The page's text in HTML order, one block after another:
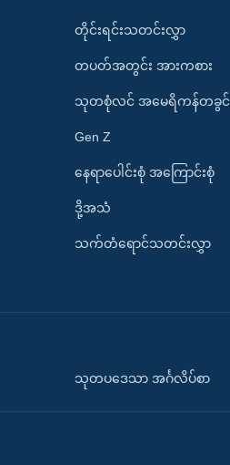
တိုင်းရင်းသတင်းလွှာ
တပတ်အတွင်း အားကစား
သုတစုံလင် အမေရိကန်တခွင်
Gen Z
နေရာပေါင်းစုံ အကြောင်းစုံ
ဒို့အသံ
သက်တံရောင်သတင်းလွှာ
သုတပဒေသာ အင်္ဂလိပ်စာ